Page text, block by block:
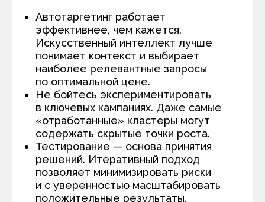
Автотаргетинг работает
эффективнее, чем кажется.
Искусственный интеллект лучше
понимает контекст и выбирает
наиболее релевантные запросы
по оптимальной цене.
Не бойтесь экспериментировать
в ключевых кампаниях. Даже самые
«отработанные» кластеры могут
содержать скрытые точки роста.
Тестирование — основа принятия
решений. Итеративный подход
позволяет минимизировать риски
и с уверенностью масштабировать
положительные результаты.